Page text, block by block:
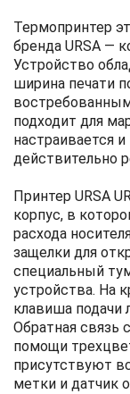
Термопринтер
бренда URSA —
Устройство
ширина печати
подходит для
настраивается
действительно
Принтер URSA
корпус, в
расхода
защелки для
специальный
устройства. На
клавиша подачи
Обратная связь
помощи
присутствуют
метки и датчик